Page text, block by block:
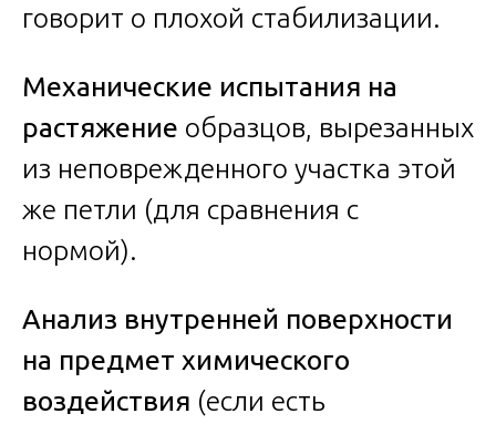
говорит о плохой стабилизации.
Механические испытания на
растяжение образцов, вырезанных
из неповрежденного участка этой
же петли (для сравнения с
нормой).
Анализ внутренней поверхности
на предмет химического
воздействия (если есть